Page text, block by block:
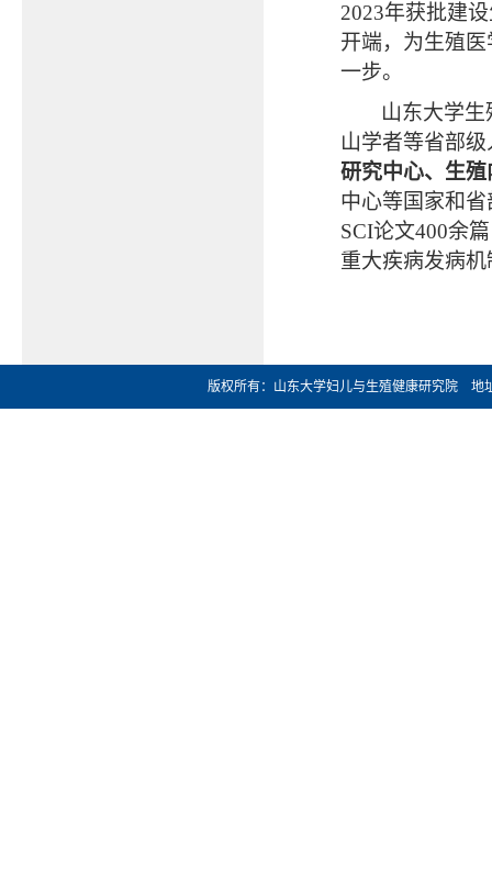
2023年获批建
开端，为生殖
一步。
山东大学生
山学者等省部级
研究中心、生
中心等国家和
SCI论文400余
重大疾病发病
版权所有：山东大学妇儿与生殖健康研究院 地